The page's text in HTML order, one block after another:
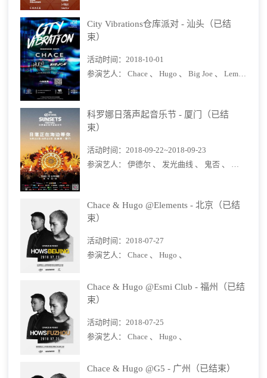
City Vibrations仓库派对 - 汕头（已结
束）
活动时间：2018-10-01
参演艺人：Chace 、Hugo 、Big Joe 、Lemonova 、
科罗娜日落声起音乐节 - 厦门（已结
束）
活动时间：2018-09-22~2018-09-23
参演艺人：伊德尔 、 发光曲线 、 鬼否 、 阿力普 、
Chace & Hugo @Elements - 北京（已结
束）
活动时间：2018-07-27
参演艺人：Chace 、Hugo 、
Chace & Hugo @Esmi Club - 福州（已结
束）
活动时间：2018-07-25
参演艺人：Chace 、Hugo 、
Chace & Hugo @G5 - 广州（已结束）